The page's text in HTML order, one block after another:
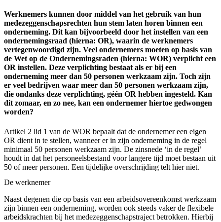
Werknemers kunnen door middel van het gebruik van hun
medezeggenschapsrechten hun stem laten horen binnen een
onderneming. Dit kan bijvoorbeeld door het instellen van een
ondernemingsraad (hierna: OR), waarin de werknemers
vertegenwoordigd zijn. Veel ondernemers moeten op basis van
de Wet op de Ondernemingsraden (hierna: WOR) verplicht een
OR instellen. Deze verplichting bestaat als er bij een
onderneming meer dan 50 personen werkzaam zijn. Toch zijn
er veel bedrijven waar meer dan 50 personen werkzaam zijn,
die ondanks deze verplichting, géén OR hebben ingesteld. Kan
dit zomaar, en zo nee, kan een ondernemer hiertoe gedwongen
worden?
Artikel 2 lid 1 van de WOR bepaalt dat de ondernemer een eigen
OR dient in te stellen, wanneer er in zijn onderneming in de regel
minimaal 50 personen werkzaam zijn. De zinsnede ‘in de regel’
houdt in dat het personeelsbestand voor langere tijd moet bestaan uit
50 of meer personen. Een tijdelijke overschrijding telt hier niet.
De werknemer
Naast degenen die op basis van een arbeidsovereenkomst werkzaam
zijn binnen een onderneming, worden ook steeds vaker de flexibele
arbeidskrachten bij het medezeggenschapstraject betrokken. Hierbij